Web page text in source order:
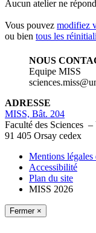
Aucun atelier ne
Vous pouvez modifiez
ou bien tous les
NOUS
Equipe MISS
ADRESSE
MISS, Bât. 204
Faculté des Sciences
91 405 Orsay cedex
Mentions légales
Accessibilité
Plan du site
MISS 2026
Fermer ×